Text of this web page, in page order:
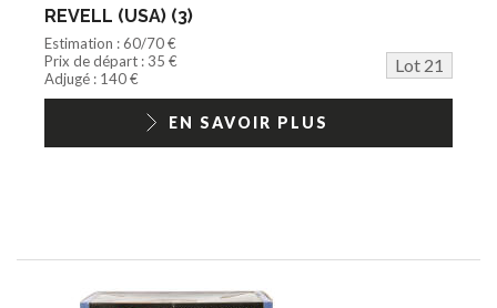
REVELL (USA) (3)
Estimation : 60/70 €
Prix de départ : 35 €
Lot 21
Adjugé : 140 €
EN SAVOIR PLUS